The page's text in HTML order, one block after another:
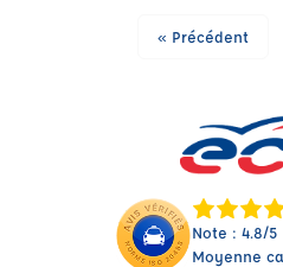
« Précédent
Note : 4.8/5
Moyenne